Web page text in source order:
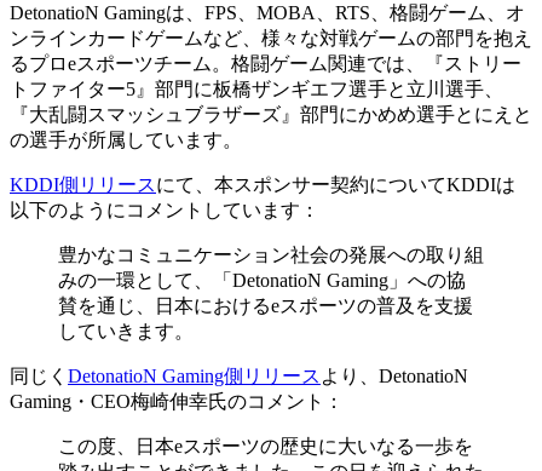
DetonatioN Gamingは、FPS、MOBA、RTS、格闘ゲーム、オ
ンラインカードゲームなど、様々な対戦ゲームの部門を抱え
るプロeスポーツチーム。格闘ゲーム関連では、『ストリー
トファイター5』部門に板橋ザンギエフ選手と立川選手、
『大乱闘スマッシュブラザーズ』部門にかめめ選手とにえと
の選手が所属しています。
KDDI側リリースにて、本スポンサー契約についてKDDIは
以下のようにコメントしています：
豊かなコミュニケーション社会の発展への取り組
みの一環として、「DetonatioN Gaming」への協
賛を通じ、日本におけるeスポーツの普及を支援
していきます。
同じく DetonatioN Gaming側リリース より、DetonatioN
Gaming・CEO梅崎伸幸氏のコメント：
この度、日本eスポーツの歴史に大いなる一歩を